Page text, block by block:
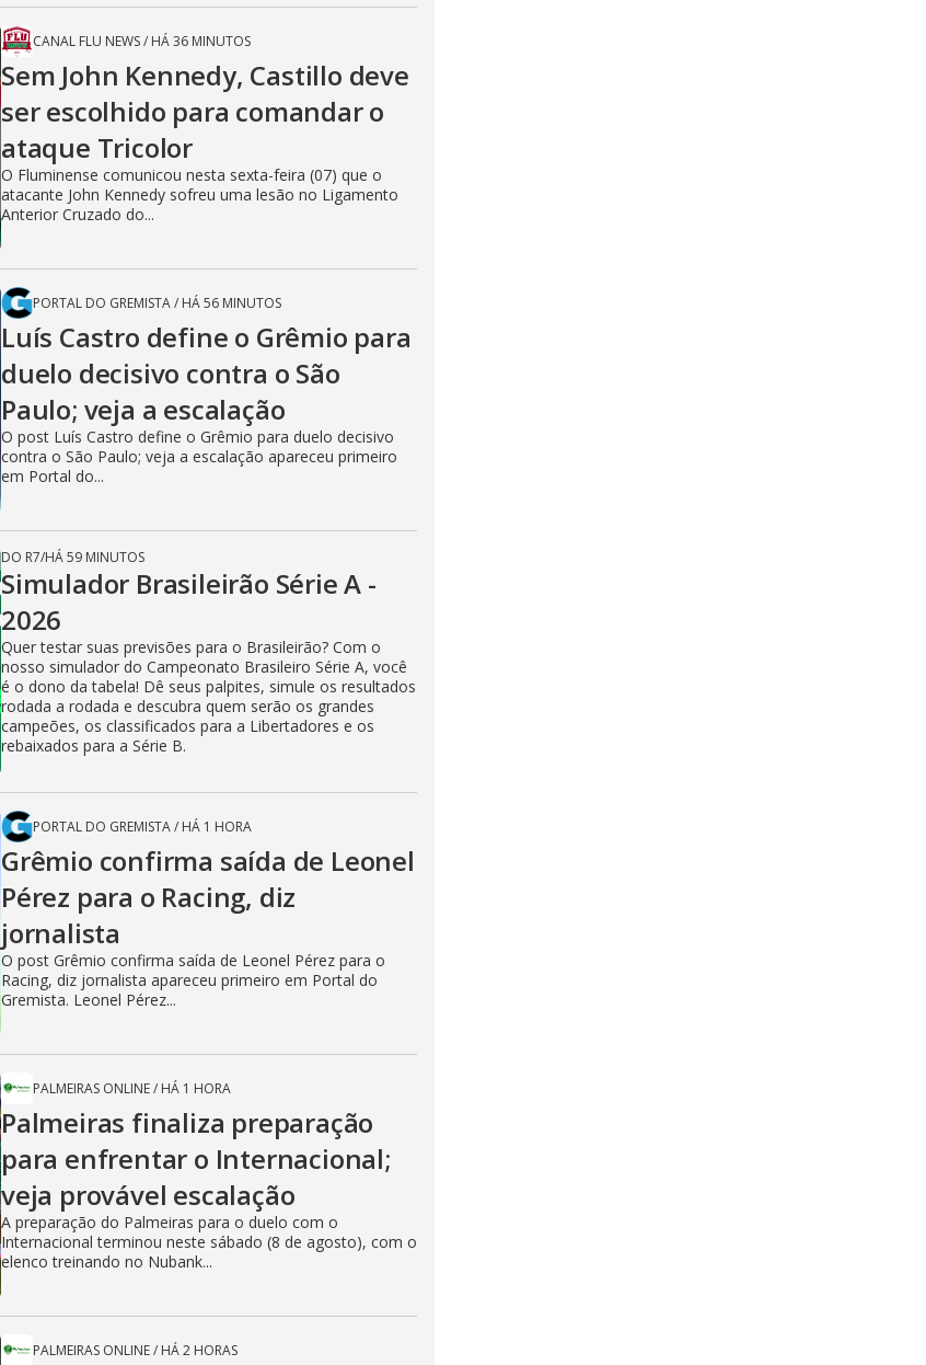
CANAL FLU NEWS/ HÁ 36 MINUTOS
Sem John Kennedy, Castillo deve
ser escolhido para comandar o
ataque Tricolor
O Fluminense comunicou nesta sexta-feira (07) que o
atacante John Kennedy sofreu uma lesão no Ligamento
Anterior Cruzado do...
PORTAL DO GREMISTA/ HÁ 56 MINUTOS
Luís Castro define o Grêmio para
duelo decisivo contra o São
Paulo; veja a escalação
O post Luís Castro define o Grêmio para duelo decisivo
contra o São Paulo; veja a escalação apareceu primeiro
em Portal do...
DO R7/HÁ 59 MINUTOS
Simulador Brasileirão Série A -
2026
Quer testar suas previsões para o Brasileirão? Com o
nosso simulador do Campeonato Brasileiro Série A, você
é o dono da tabela! Dê seus palpites, simule os resultados
rodada a rodada e descubra quem serão os grandes
campeões, os classificados para a Libertadores e os
rebaixados para a Série B.
PORTAL DO GREMISTA/ HÁ 1 HORA
Grêmio confirma saída de Leonel
Pérez para o Racing, diz
jornalista
O post Grêmio confirma saída de Leonel Pérez para o
Racing, diz jornalista apareceu primeiro em Portal do
Gremista. Leonel Pérez...
PALMEIRAS ONLINE/ HÁ 1 HORA
Palmeiras finaliza preparação
para enfrentar o Internacional;
veja provável escalação
A preparação do Palmeiras para o duelo com o
Internacional terminou neste sábado (8 de agosto), com o
elenco treinando no Nubank...
PALMEIRAS ONLINE/ HÁ 2 HORAS